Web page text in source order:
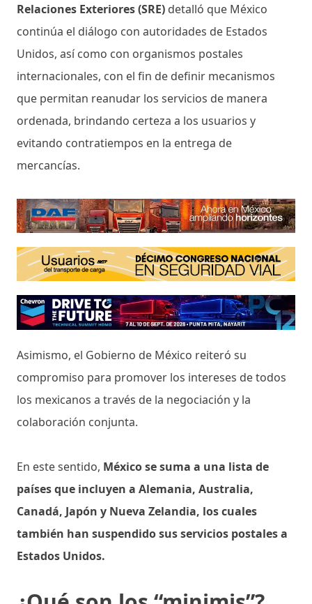
Relaciones Exteriores (SRE) detalló que México
continúa el diálogo con autoridades de Estados
Unidos, así como con organismos postales
internacionales, con el fin de definir mecanismos
que permitan reanudar los servicios de manera
ordenada, brindando certeza a los usuarios y
evitando contratiempos en la entrega de
mercancías.
Asimismo, el Gobierno de México reiteró su
compromiso para promover los intereses de todos
los mexicanos a través de la negociación y la
colaboración conjunta.
En este sentido, México se suma a una lista de
países que incluyen a Alemania, Australia,
Canadá, Japón y Nueva Zelandia, los cuales
también han suspendido sus servicios postales a
Estados Unidos.